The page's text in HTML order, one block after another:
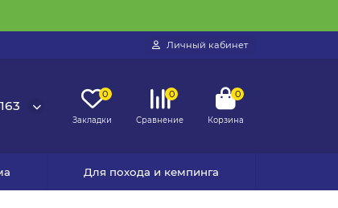
Личный кабинет
0
Закладки
0
Сравнение
0
Корзина
Для похода и кемпинга